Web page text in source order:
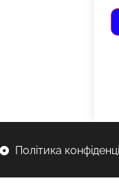
Політика